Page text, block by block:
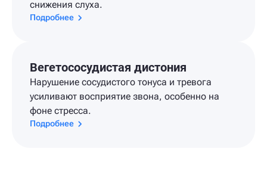
снижения слуха.
Подробнее
Вегетососудистая дистония
Нарушение сосудистого тонуса и тревога
усиливают восприятие звона, особенно на
фоне стресса.
Подробнее